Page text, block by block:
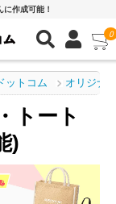
作成可能！
0
ットコム オリジナ
トート
)